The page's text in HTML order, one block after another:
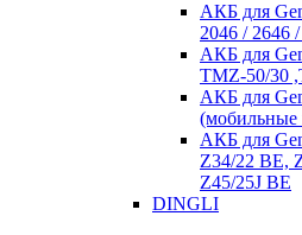
АКБ для
2046 / 2646
АКБ для
TMZ-50/30
АКБ для
АКБ для
Z34/22 BE,
Z45/25J BE
DINGLI